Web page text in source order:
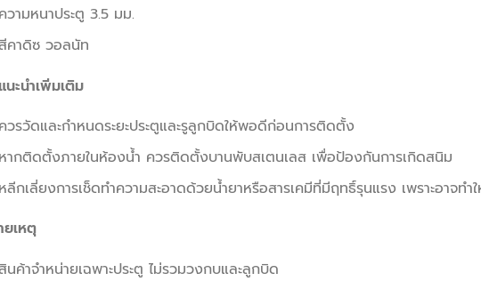
วามหนาประตู 3.5 มม.
คาดิซ วอลนัท
ะนำเพิ่มเติม
วรวัดและกำหนดระยะประตูและรูลูกบิดให้พอดีก่อนการติดตั้ง
ากติดตั้งภายในห้องน้ำ ควรติดตั้งบานพับสเตนเลส เพื่อป้องกันการเกิดสนิม
ลีกเลี่ยงการเช็ดทำความสะอาดด้วยน้ำยาหรือสารเคมีที่มีฤทธิ์รุนแรง เพราะอาจท
ยเหตุ
นค้าจำหน่ายเฉพาะประตู ไม่รวมวงกบและลูกบิด